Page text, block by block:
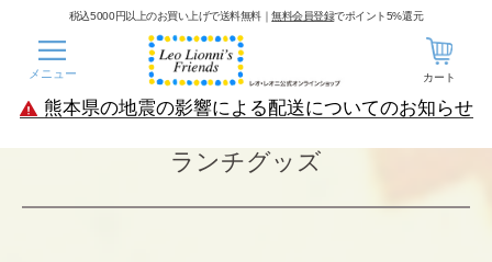
税込5000円以上のお買い上げで送料無料｜無料会員登録でポイント5%還元
メニュー カート
熊本県の地震の影響による配送についてのお知らせ
ランチグッズ